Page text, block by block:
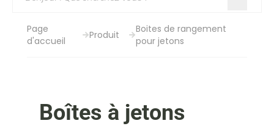
Page
d'accueil
Produit
Boites de rangement
pour jetons
Boîtes à jetons